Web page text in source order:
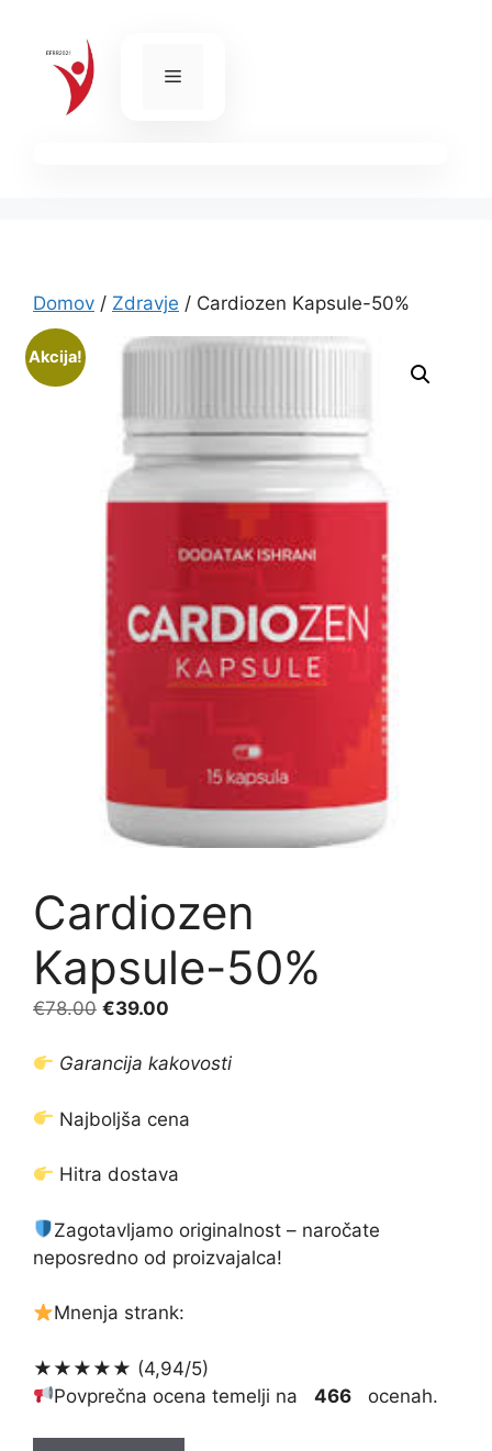
content
Menu
Domov / Zdravje / Cardiozen Kapsule-50%
Akcija!
Cardiozen
Kapsule-50%
€78.00 Izvirna
je
€78.00.
€39.00
je:
Garancija kakovosti
Najboljša cena
Hitra dostava
Zagotavljamo originalnost – naročate
neposredno od proizvajalca!
Mnenja strank:
★★★★★ (4,94/5)
Povprečna ocena temelji na466 ocenah.